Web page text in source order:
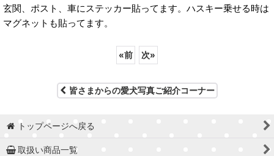
玄関、ポスト、車にステッカー貼ってます。ハスキー乗せる時は
マグネットも貼ってます。
«前 次»
皆さまからの愛犬写真ご紹介コーナー
トップページへ戻る
取扱い商品一覧